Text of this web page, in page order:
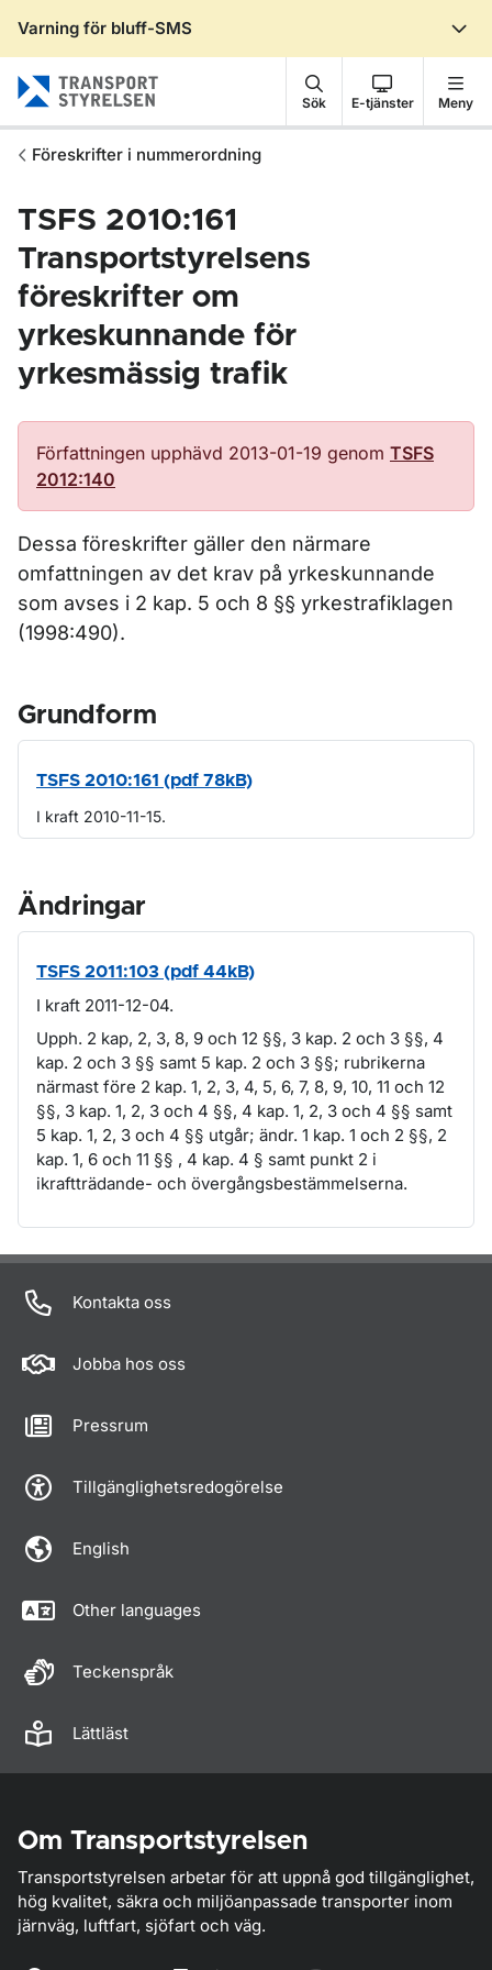
Varning för bluff-SMS
Sök E-tjänster Meny
Föreskrifter i nummerordning
TSFS 2010:161
Transportstyrelsens
föreskrifter om
yrkeskunnande för
yrkesmässig trafik
Författningen upphävd 2013-01-19 genom TSFS
2012:140
Dessa föreskrifter gäller den närmare
omfattningen av det krav på yrkeskunnande
som avses i 2 kap. 5 och 8 §§ yrkestrafiklagen
(1998:490).
Grundform
TSFS 2010:161 (pdf 78kB)
I kraft 2010-11-15.
Ändringar
TSFS 2011:103 (pdf 44kB)
I kraft 2011-12-04.
Upph. 2 kap, 2, 3, 8, 9 och 12 §§, 3 kap. 2 och 3 §§, 4
kap. 2 och 3 §§ samt 5 kap. 2 och 3 §§; rubrikerna
närmast före 2 kap. 1, 2, 3, 4, 5, 6, 7, 8, 9, 10, 11 och 12
§§, 3 kap. 1, 2, 3 och 4 §§, 4 kap. 1, 2, 3 och 4 §§ samt
5 kap. 1, 2, 3 och 4 §§ utgår; ändr. 1 kap. 1 och 2 §§, 2
kap. 1, 6 och 11 §§ , 4 kap. 4 § samt punkt 2 i
ikraftträdande- och övergångsbestämmelserna.
Om sidan
Kontakta oss
Jobba hos oss
Pressrum
Tillgänglighetsredogörelse
English
Other languages
Teckenspråk
Lättläst
Om Transportstyrelsen
Transportstyrelsen arbetar för att uppnå god tillgänglighet,
hög kvalitet, säkra och miljöanpassade transporter inom
järnväg, luftfart, sjöfart och väg.